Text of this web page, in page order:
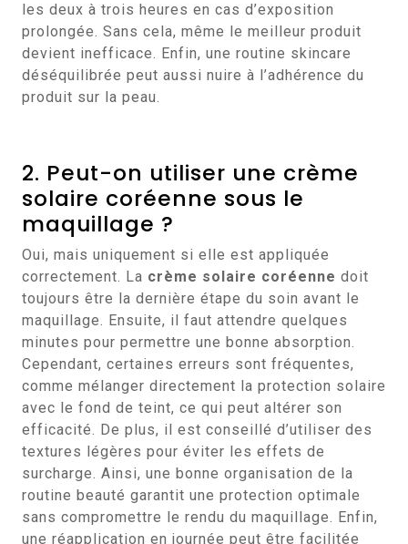
les deux à trois heures en cas d’exposition
prolongée. Sans cela, même le meilleur produit
devient inefficace. Enfin, une routine skincare
déséquilibrée peut aussi nuire à l’adhérence du
produit sur la peau.
2. Peut-on utiliser une crème
solaire coréenne sous le
maquillage ?
Oui, mais uniquement si elle est appliquée
correctement. La crème solaire coréenne doit
toujours être la dernière étape du soin avant le
maquillage. Ensuite, il faut attendre quelques
minutes pour permettre une bonne absorption.
Cependant, certaines erreurs sont fréquentes,
comme mélanger directement la protection solaire
avec le fond de teint, ce qui peut altérer son
efficacité. De plus, il est conseillé d’utiliser des
textures légères pour éviter les effets de
surcharge. Ainsi, une bonne organisation de la
routine beauté garantit une protection optimale
sans compromettre le rendu du maquillage. Enfin,
une réapplication en journée peut être facilitée